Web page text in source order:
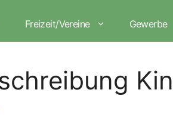
Freizeit/Vereine Gewerbe